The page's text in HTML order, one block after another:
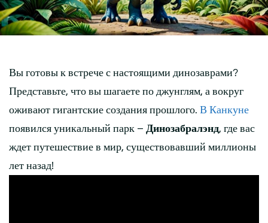
Вы готовы к встрече с настоящими динозаврами?
Представьте, что вы шагаете по джунглям, а вокруг
оживают гигантские создания прошлого. В Канкуне
появился уникальный парк – Динозабралэнд, где вас
ждет путешествие в мир, существовавший миллионы
лет назад!